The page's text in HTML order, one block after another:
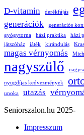
D-vitamin derékfájás
generációk generációs
gyógytorna házi praktika házi
játszóház
játék kirándulás
magas vérnyomás
nagyszülő
nyugdíjas kedvezmények
unoka
utazás
Seniorszalon.hu 2025-
Impresszum